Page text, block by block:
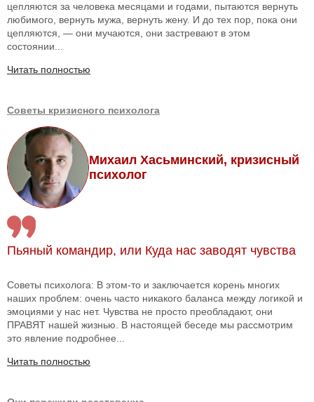
цепляются за человека месяцами и годами, пытаются вернуть
любимого, вернуть мужа, вернуть жену. И до тех пор, пока они
цепляются, — они мучаются, они застревают в этом
состоянии...
Читать полностью
Советы кризисного психолога
Михаил Хасьминский, кризисный
психолог
Пьяный командир, или Куда нас заводят чувства
Советы психолога: В этом-то и заключается корень многих
наших проблем: очень часто никакого баланса между логикой и
эмоциями у нас нет. Чувства не просто преобладают, они
ПРАВЯТ нашей жизнью. В настоящей беседе мы рассмотрим
это явление подробнее...
Читать полностью